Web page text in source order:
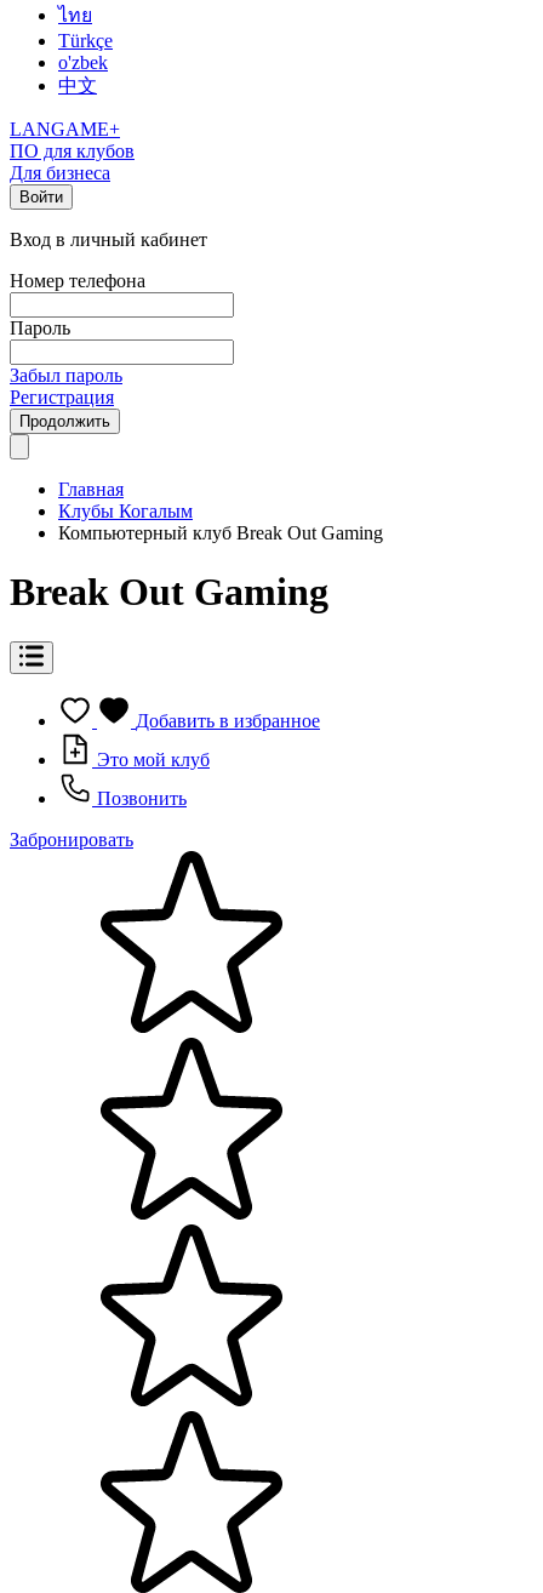
ไทย
Türkçe
o'zbek
中文
LANGAME+
ПО для клубов
Для бизнеса
Войти
Вход в личный кабинет
Номер телефона
Пароль
Забыл пароль
Регистрация
Продолжить
Главная
Клубы Когалым
Компьютерный клуб Break Out Gaming
Break Out Gaming
Добавить в избранное
Это мой клуб
Позвонить
Забронировать